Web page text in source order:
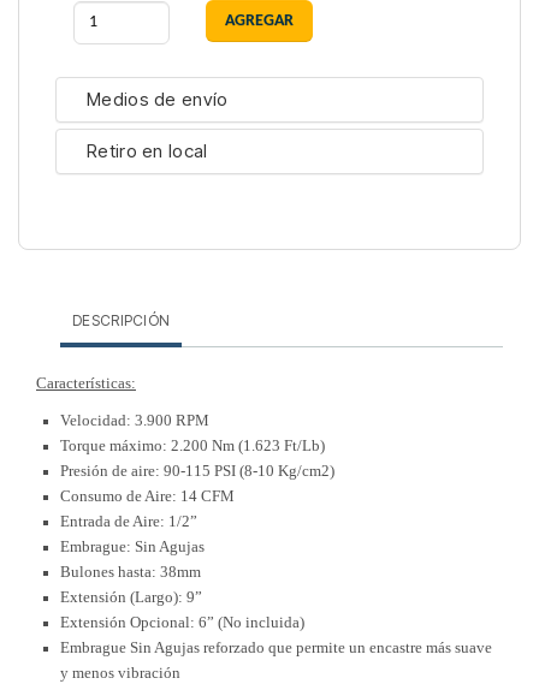
Medios de envío
Retiro en local
DESCRIPCIÓN
Características:
Velocidad: 3.900 RPM
Torque máximo: 2.200 Nm (1.623 Ft/Lb)
Presión de aire: 90-115 PSI (8-10 Kg/cm2)
Consumo de Aire: 14 CFM
Entrada de Aire: 1/2”
Embrague: Sin Agujas
Bulones hasta: 38mm
Extensión (Largo): 9”
Extensión Opcional: 6” (No incluida)
Embrague Sin Agujas reforzado que permite un encastre más suave
y menos vibración